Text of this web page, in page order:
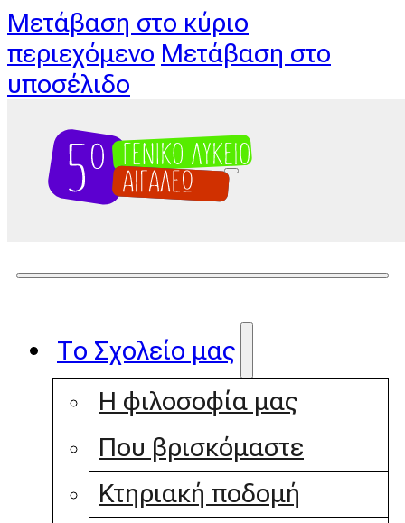
Μετάβαση στο κύριο
περιεχόμενο Μετάβαση στο
υποσέλιδο
Το Σχολείο μας
Η φιλοσοφία μας
Που βρισκόμαστε
Κτηριακή ποδομή